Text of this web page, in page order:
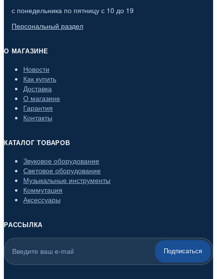
с понедельника по пятницу с 10 до 19
Персональный раздел
О МАГАЗИНЕ
Новости
Как купить
Доставка
О магазине
Гарантия
Контакты
КАТАЛОГ ТОВАРОВ
Звуковое оборудование
Световое оборудование
Музыкальные инструменты
Коммутация
Аксессуары
РАССЫЛКА
Подписаться